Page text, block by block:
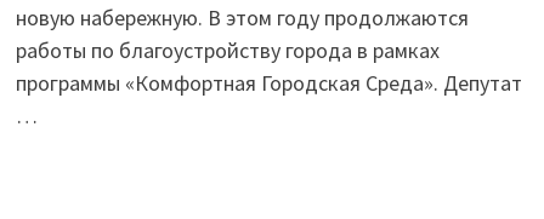
новую набережную. В этом году продолжаются
работы по благоустройству города в рамках
программы «Комфортная Городская Среда». Депутат
…